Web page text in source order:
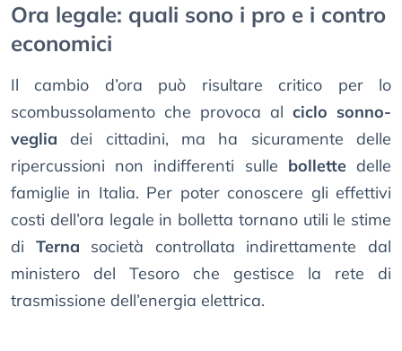
Ora legale: quali sono i pro e i contro
economici
Il cambio d’ora può risultare critico per lo
scombussolamento che provoca al ciclo sonno-
veglia dei cittadini, ma ha sicuramente delle
ripercussioni non indifferenti sulle bollettedelle
famiglie in Italia. Per poter conoscere gli effettivi
costi dell’ora legale in bolletta tornano utili le stime
di Terna società controllata indirettamente dal
ministero del Tesoro che gestisce la rete di
trasmissione dell’energia elettrica.